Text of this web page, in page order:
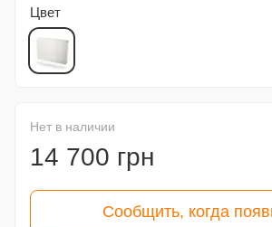
Цвет
Нет в наличии
14 700 грн
Сообщить, когда